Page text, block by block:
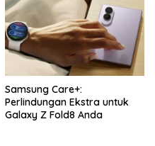
Samsung Care+:
Perlindungan Ekstra untuk
Galaxy Z Fold8 Anda